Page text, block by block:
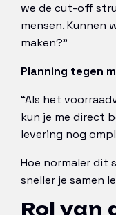
we de cut-off
mensen. Kunnen
maken?”
Planning tegen
“Als het
kun je me direct
levering nog
Hoe normaler dit
sneller je samen
Rol van